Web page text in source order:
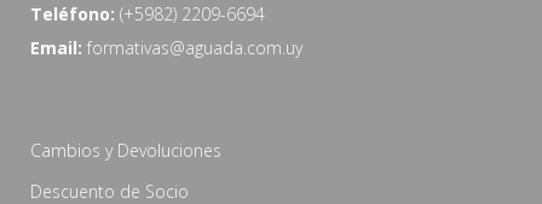
Teléfono: (+5982) 2209-6694
Email: formativas@aguada.com.uy
Cambios y Devoluciones
Descuento de Socio